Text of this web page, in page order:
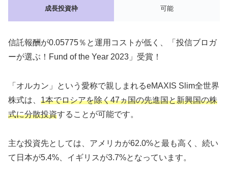
成長投資枠 可能
信託報酬が0.05775％と運用コストが低く、「投信ブロガ
ーが選ぶ！Fund of the Year 2023」受賞！
「オルカン」という愛称で親しまれるeMAXIS Slim全世界
株式は、 1本でロシアを除く47ヵ国の先進国と新興国の株
式に分散投資することが可能です。
主な投資先としては、アメリカが62.0%と最も高く、続い
て日本が5.4%、イギリスが3.7%となっています。